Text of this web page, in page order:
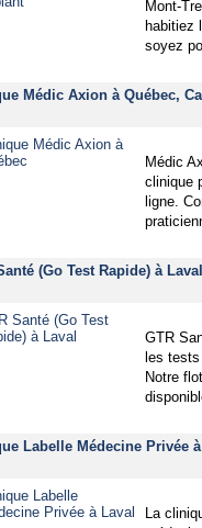
Mont-
habitiez
soyez
Médic Axion à Québec,
Médic
clinique
ligne.
(Go Test Rapide) à Laval
GTR
les
Notre
Labelle Médecine Privée
La